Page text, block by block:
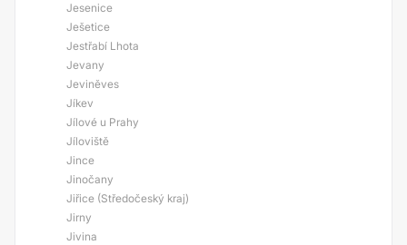
Jesenice
Ješetice
Jestřabí Lhota
Jevany
Jeviněves
Jíkev
Jílové u Prahy
Jíloviště
Jince
Jinočany
Jiřice (Středočeský kraj)
Jirny
Jivina